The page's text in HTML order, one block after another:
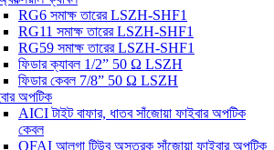
RG6 সমাক্ষ তারের LSZH-SHF1
RG11 সমাক্ষ তারের LSZH-SHF1
RG59 সমাক্ষ তারের LSZH-SHF1
ফিডার ক্যাবল 1/2” 50 Ω LSZH
ফিডার কেবল 7/8” 50 Ω LSZH
অপটিক
AICI টাইট বাফার, ধাতব সাঁজোয়া ফাইবার অপটিক
কেবল
QFAI আলগা টিউব অস্তরক সাঁজোয়া ফাইবার অপটিক